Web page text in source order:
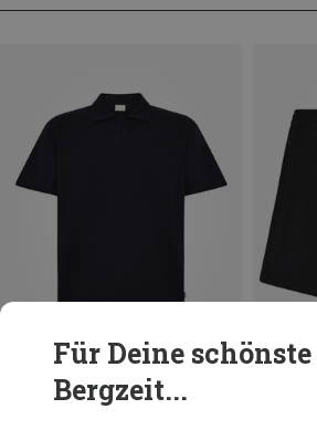
Du sparst 38%
Für Deine schönste
Bergzeit...